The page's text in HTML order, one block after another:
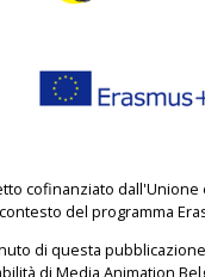
cofinanziato dall'Unione
contesto del programma
di questa
di Media Animation